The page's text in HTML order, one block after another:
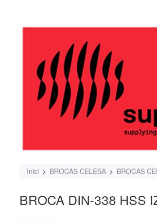
Inici BROCAS CELESA BROCAS
BROCA DIN-338 HSS